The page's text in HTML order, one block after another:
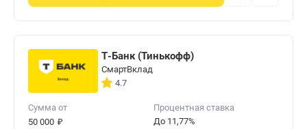
Т-Банк (Тинькофф)
СмартВклад
4.7
Сумма от
50 000 ₽
Процентная ставка
До 11,77%